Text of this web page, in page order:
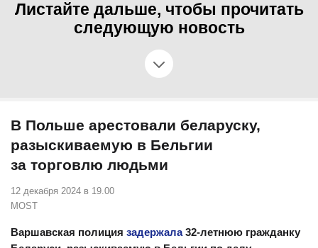
Листайте дальше, чтобы прочитать
следующую новость